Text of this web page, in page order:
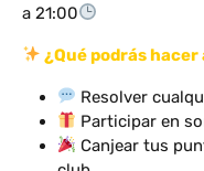
a 21:00
¿Qué podrás hacer
Resolver
Participar en
Canjear tus